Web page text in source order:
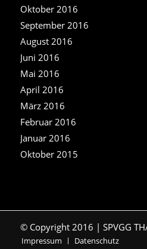
Oktober 2016
September 2016
August 2016
Juni 2016
Mai 2016
April 2016
März 2016
Februar 2016
Januar 2016
Oktober 2015
© Copyright 2016 | SPVGG
Impressum Datenschutz